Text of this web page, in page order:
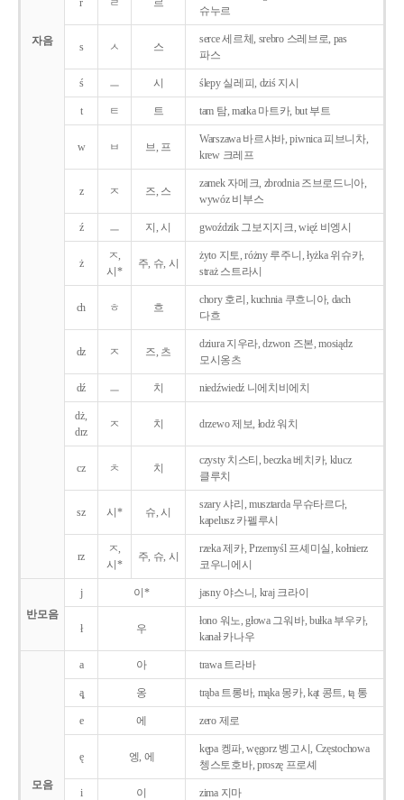
자음
r ㄹ 르
슈누르
s ㅅ 스
serce 세르체, srebro 스레브로, pas
파스
ś ㅡ 시 ślepy 실레피, dziś 지시
t ㅌ 트 tam 탐, matka 마트카, but 부트
w ㅂ 브, 프
Warszawa 바르샤바, piwnica 피브니차,
krew 크레프
z ㅈ 즈, 스
zamek 자메크, zbrodnia 즈브로드니아,
wywóz 비부스
ź ㅡ 지, 시 gwoździk 그보지지크, więź 비엥시
ż
ㅈ,
시*
주, 슈, 시
żyto 지토, różny 루주니, łyżka 위슈카,
straż 스트라시
ch ㅎ 흐
chory 호리, kuchnia 쿠흐니아, dach
다흐
dz ㅈ 즈, 츠
dziura 지우라, dzwon 즈본, mosiądz
모시옹츠
dź ㅡ 치 niedźwiedź 니에치비에치
dż,
drz
ㅈ 치 drzewo 제보, łodż 워치
cz ㅊ 치
czysty 치스티, beczka 베치카, klucz
클루치
sz 시* 슈, 시
szary 샤리, musztarda 무슈타르다,
kapelusz 카펠루시
rz
ㅈ,
시*
주, 슈, 시
rzeka 제카, Przemyśl 프셰미실, kołnierz
코우니에시
반모음
j 이* jasny 야스니, kraj 크라이
ł 우
łono 워노, głowa 그워바, bułka 부우카,
kanał 카나우
모음
a 아 trawa 트라바
ą̨ 옹 trąba 트롱바, mąka 몽카, kąt 콩트, tą 통
e 에 zero 제로
ę 엥, 에
kępa 켕파, węgorz 벵고시, Częstochowa
쳉스토호바, proszę 프로셰
i 이 zima 지마